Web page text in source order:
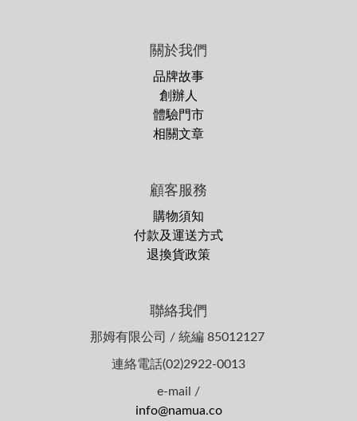
關於我們
品牌故事
創辦人
體驗門市
相關文章
顧客服務
購物須知
付款及運送方式
退換貨政策
聯絡我們
那姆有限公司 / 統編 85012127
連絡電話(02)2922-0013
e-mail /
info@namua.co